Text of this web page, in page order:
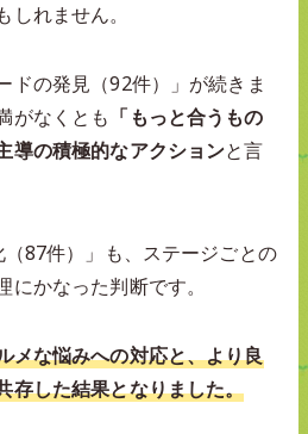
れません。
ドの発見（92件）」が続きま
がなくとも 「もっと合うもの
導の積極的なアクションと言
87件）」も、ステージごとの
かなった判断です。
メな悩みへの対応と、より良
存した結果となりました。